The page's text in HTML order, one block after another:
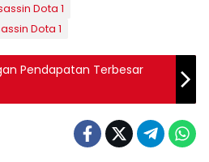
Dota 1
Dota 1
Pendapatan Terbesar